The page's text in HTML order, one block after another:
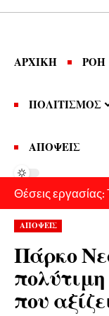
ΑΡΧΙΚΗ ΡΟΗ
ΠΟΛΙΤΙΣΜΟΣ
ΑΠΟΨΕΙΣ
Θέσεις
ΑΠΟΨΕΙΣ
Πάρκο
που